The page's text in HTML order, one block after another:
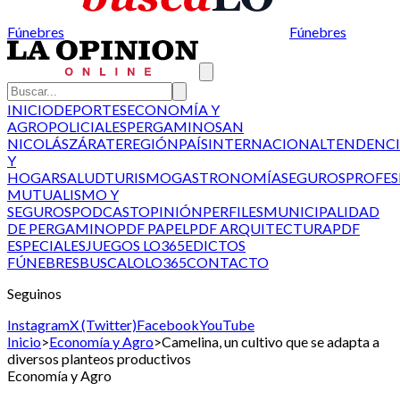
Fúnebres Fúnebres
INICIODEPORTESECONOMÍA Y
AGROPOLICIALESPERGAMINOSAN
NICOLÁSZÁRATEREGIÓNPAÍSINTERNACIONAL
Y
HOGARSALUDTURISMOGASTRONOMÍASEGUROS
MUTUALISMO Y
SEGUROSPODCASTOPINIÓNPERFILESMUNICIPALIDAD
DE PERGAMINOPDF PAPELPDF ARQUITECTURAPDF
ESPECIALESJUEGOS LO365EDICTOS
FÚNEBRESBUSCALOLO365CONTACTO
Seguinos
InstagramX (Twitter)FacebookYouTube
Inicio>Economía y Agro>Camelina, un cultivo que se adapta a
diversos planteos productivos
Economía y Agro